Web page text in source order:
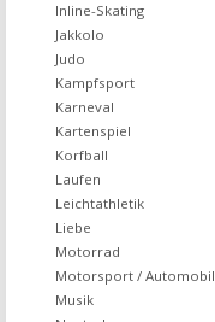
Inline-Skating
Jakkolo
Judo
Kampfsport
Karneval
Kartenspiel
Korfball
Laufen
Leichtathletik
Liebe
Motorrad
Motorsport / Automobil
Musik